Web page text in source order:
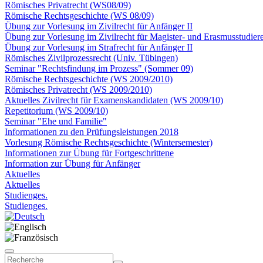
Römisches Privatrecht (WS08/09)
Römische Rechtsgeschichte (WS 08/09)
Übung zur Vorlesung im Zivilrecht für Anfänger II
Übung zur Vorlesung im Zivilrecht für Magister- und
Übung zur Vorlesung im Strafrecht für Anfänger II
Römisches Zivilprozessrecht (Univ. Tübingen)
Seminar "Rechtsfindung im Prozess" (Sommer 09)
Römische Rechtsgeschichte (WS 2009/2010)
Römisches Privatrecht (WS 2009/2010)
Aktuelles Zivilrecht für Examenskandidaten (WS 2009/10)
Repetitorium (WS 2009/10)
Seminar "Ehe und Familie"
Informationen zu den Prüfungsleistungen 2018
Vorlesung Römische Rechtsgeschichte (Wintersemester)
Informationen zur Übung für Fortgeschrittene
Information zur Übung für Anfänger
Aktuelles
Aktuelles
Studienges.
Studienges.